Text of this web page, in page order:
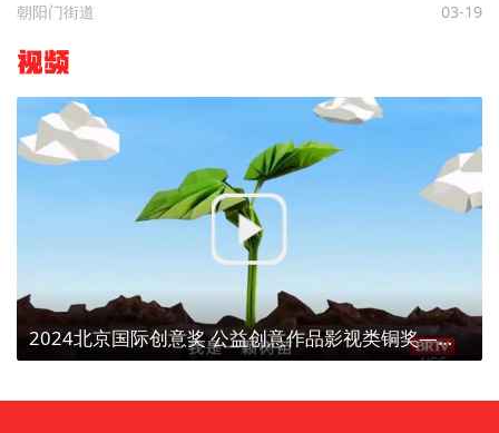
朝阳门街道 03-19
视频
2024北京国际创意奖 公益创意作品影视类铜奖——【植树造林、点亮京津冀】植树为了什么？